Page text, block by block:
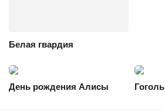
Белая гвардия
День рождения Алисы Гоголь